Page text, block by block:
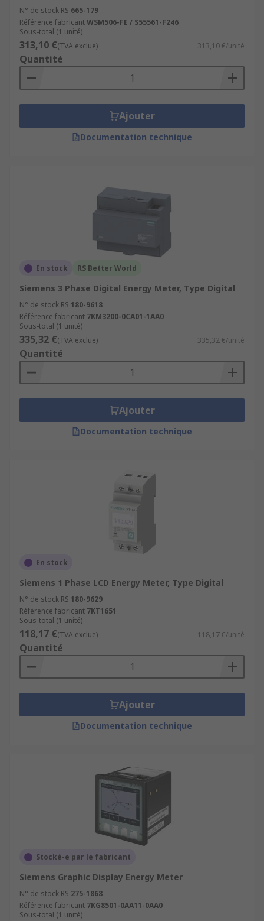
N° de stock RS 665-179
Référence fabricantWSM506-FE / S55561-F246
Sous-total (1 unité)
313,10 €(TVA exclue) 313,10 €/unité
Quantité
Ajouter
Documentation technique
En stock RS Better World
Siemens 3 Phase Digital Energy Meter, Type Digital
N° de stock RS 180-9618
Référence fabricant 7KM3200-0CA01-1AA0
Sous-total (1 unité)
335,32 €(TVA exclue) 335,32 €/unité
Quantité
Ajouter
Documentation technique
En stock
Siemens 1 Phase LCD Energy Meter, Type Digital
N° de stock RS 180-9629
Référence fabricant 7KT1651
Sous-total (1 unité)
118,17 €(TVA exclue) 118,17 €/unité
Quantité
Ajouter
Documentation technique
Stocké-e par le fabricant
Siemens Graphic Display Energy Meter
N° de stock RS 275-1868
Référence fabricant 7KG8501-0AA11-0AA0
Sous-total (1 unité)